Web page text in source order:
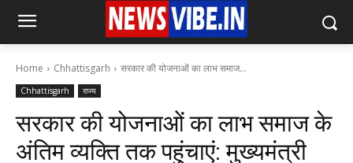
Home Chhattisgarh सरकार की योजनाओं का लाभ समाज...
Chhattisgarh राज्य
सरकार की योजनाओं का लाभ समाज के
अंतिम व्यक्ति तक पहुंचाएं: मुख्यमंत्री